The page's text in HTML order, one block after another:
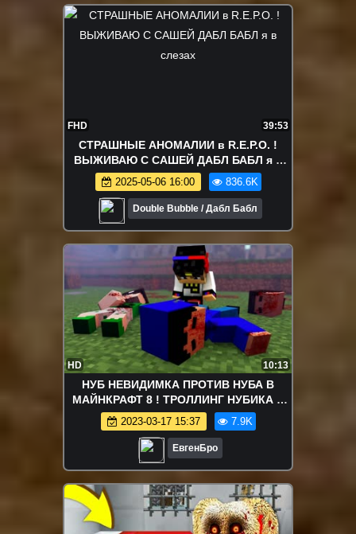
FHD 39:53
СТРАШНЫЕ АНОМАЛИИ в R.E.P.O. !
ВЫЖИВАЮ С САШЕЙ ДАБЛ БАБЛ я в
слезах
2025-05-06 16:00 836.6K
Double Bubble / Дабл Бабл
HD 10:13
НУБ НЕВИДИМКА ПРОТИВ НУБА В
МАЙНКРАФТ 8 ! ТРОЛЛИНГ НУБИКА В
MINECRAFT Мультик Майнкрафт
2023-03-17 15:37 7.9K
ЕвгенБро